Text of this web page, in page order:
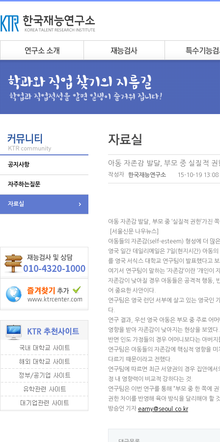
공지사항
자주하는질문
자료실
아동 자존감 발달, 부모 중 실질적
작성자 한국재능연구소 15-10-19 13:08
아동 자존감 발달, 부모 중 ‘실질적 권한’가진
[서울신문 나우뉴스]
아동들의 자존감(self-esteem) 형성에 더 많
영국 일간 데일리메일은 7일(현지시간) 아동
를 영국 서식스 대학교 연구팀이 발표했다고
여기서 연구팀이 말하는 ‘자존감’이란 ‘개인
자존감이 낮아질 경우 아동들은 공격적 행동,
어 중요한 사안이다.
연구팀은 영국 런던 서부에 살고 있는 영국인
다.
연구 결과, 우선 영국 아동은 부모 중 주로 어
영향을 받아 자존감이 낮아지는 현상을 보였다.
반면 인도 가정들의 경우 어머니보다는 아버
연구팀은 아동들의 자존감에 핵심적 영향을
다르기 때문이라고 전했다.
연구팀에 따르면 최근 서양권의 경우 집안에
정 내 영향력이 비교적 강하다는 것.
연구팀은 이번 연구를 통해 “부모 중 한 쪽에
권한 차이를 반영해 육아 방식을 달리해야 할
방승언 기자 earny@seoul.co.kr